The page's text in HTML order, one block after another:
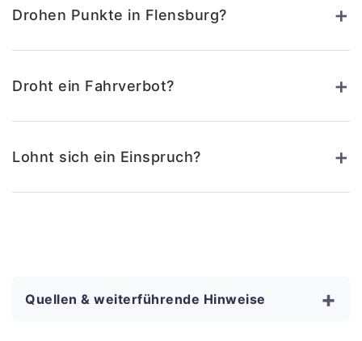
Drohen Punkte in Flensburg? +
Droht ein Fahrverbot? +
Lohnt sich ein Einspruch? +
Quellen & weiterführende Hinweise +